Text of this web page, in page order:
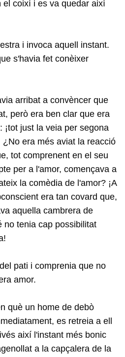
el coixí i es va quedar així
i invoca aquell instant.
s'havia fet conèixer
arribat a convèncer que
però era ben clar que era
¡tot just la veia per segona
era més aviat la reacció
tot comprenent en el seu
per a l'amor, començava a
la comèdia de l'amor? ¡A
era tan covard que,
aquella cambrera de
no tenia cap possibilitat
pati i comprenia que no
amor.
què un home de debò
es retreia a ell
així l'instant més bonic
a la capçalera de la